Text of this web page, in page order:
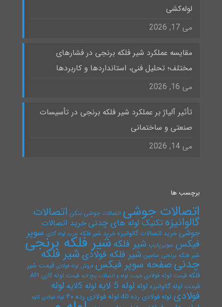
لوله‌کشی
می 17, 2026
مقایسه عملکرد شیر فلکه برنجی در فشارهای
مختلف؛ تحلیل فنی، استانداردها و کاربردها
می 16, 2026
تأثیر آلیاژ بر عملکرد شیر فلکه برنجی در تأسیسات
صنعتی و ساختمانی
می 14, 2026
برچسب ها
اتصالات جوشی اتصالات جوشی بنکن اتصالات
گالوانیزهتکنیک لوله های چدنیخرید اتصالات
جوشیخرید اتصالات گالوانیزه خرید شیر فلکه خرید لوله گازی سوپر
فیکس سوپرپایپ شیر فلکه شیر فلکه برنجی
شیر فلکه برنجی سامین شیر فلکه فولادی شیر فلکه
چدنیصفحه سوپر فیکس فروش لوله فولادی قیمت شیر
فلکه قیمت لوله فولادی قیمت لوله و اتصالات پنج لایه قیمت لوله گازی API
قیمت لوله گالوانیزه لوله لوله 5 لایه لوله 5لایه لوله
فولادی لوله فولادی رده 40 لوله فولادی رده ۴۰ لوله فولادی کاوه